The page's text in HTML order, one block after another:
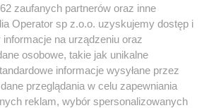
1 / 0
lokalnych
zaufanych partnerów oraz inne
Operator sp z.o.o. uzyskujemy dostęp i
na urządzeniu oraz
osobowe, takie jak unikalne
informacje wysyłane przez
przeglądania w celu zapewniania
reklam, wybór spersonalizowanych